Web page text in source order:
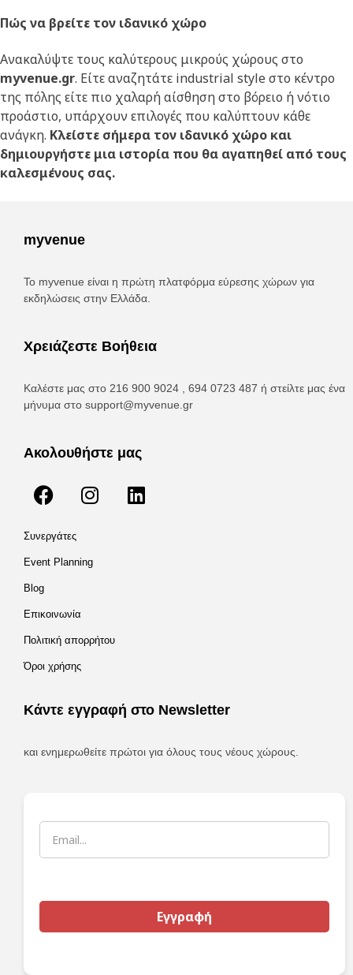
Πώς να βρείτε τον ιδανικό χώρο
Ανακαλύψτε τους καλύτερους μικρούς χώρους στο
myvenue.gr. Είτε αναζητάτε industrial style στο κέντρο
της πόλης είτε πιο χαλαρή αίσθηση στο βόρειο ή νότιο
προάστιο, υπάρχουν επιλογές που καλύπτουν κάθε
ανάγκη. Κλείστε σήμερα τον ιδανικό χώρο και
δημιουργήστε μια ιστορία που θα αγαπηθεί από τους
καλεσμένους σας.
myvenue
Το myvenue είναι η πρώτη πλατφόρμα εύρεσης χώρων για
εκδηλώσεις στην Ελλάδα.
Χρειάζεστε Βοήθεια
Καλέστε μας στο 216 900 9024 , 694 0723 487 ή στείλτε μας ένα
μήνυμα στο support@myvenue.gr
Ακολουθήστε μας
Συνεργάτες
Event Planning
Blog
Επικοινωνία
Πολιτική απορρήτου
Όροι χρήσης
Κάντε εγγραφή στο Newsletter
και ενημερωθείτε πρώτοι για όλους τους νέους χώρους.